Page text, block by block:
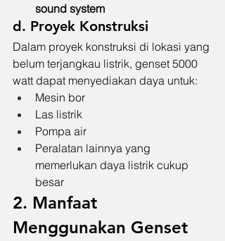
sound system
d. Proyek Konstruksi
Dalam proyek konstruksi di lokasi yang
belum terjangkau listrik, genset 5000
watt dapat menyediakan daya untuk:
Mesin bor
Las listrik
Pompa air
Peralatan lainnya yang
memerlukan daya listrik cukup
besar
2. Manfaat
Menggunakan Genset